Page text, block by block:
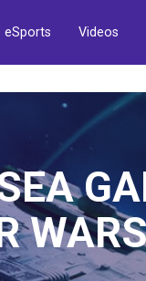
eSports Videos
A
O